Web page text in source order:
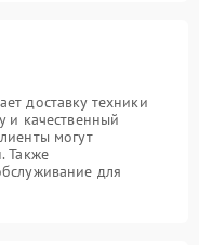
доставку техники
и качественный
могут
Также
для